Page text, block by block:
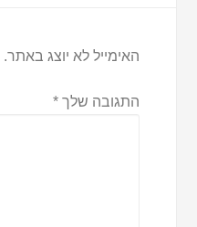
האימייל לא יוצג באתר.
התגובה שלך*